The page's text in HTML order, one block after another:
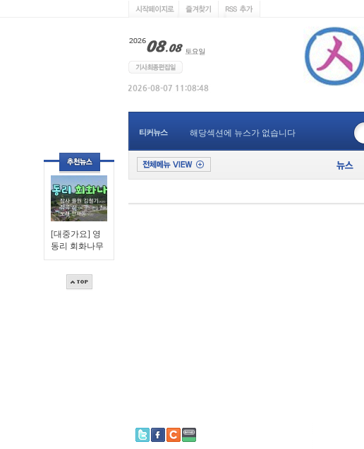
[대중가요] 영
동리 회화나무
티커뉴스 해당섹션에 뉴스가 없습니다